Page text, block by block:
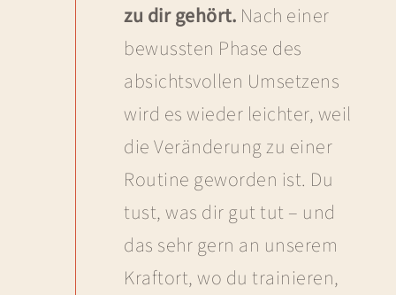
zu dir gehört. Nach einer
bewussten Phase des
absichtsvollen Umsetzens
wird es wieder leichter, weil
die Veränderung zu einer
Routine geworden ist. Du
tust, was dir gut tut – und
das sehr gern an unserem
Kraftort, wo du trainieren,